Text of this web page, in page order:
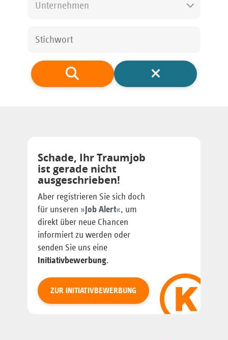
Unternehmen
Schade, Ihr Traumjob
ist gerade nicht
ausgeschrieben!
Aber registrieren Sie sich doch
für unseren
Job Alert , um
direkt über neue Chancen
informiert zu werden oder
senden Sie uns eine
Initiativbewerbung.
ZUR INITIATIVBEWERBUNG